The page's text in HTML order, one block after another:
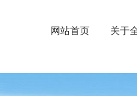
网站首页 关于